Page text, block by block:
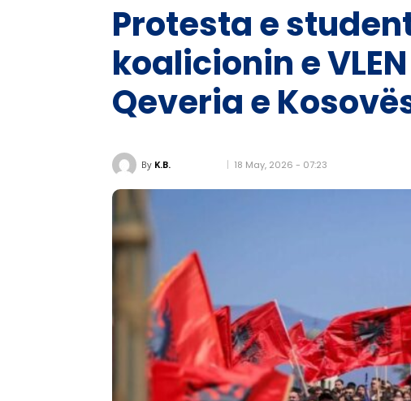
Protesta e
koalicionin e
Qeveria e
By K.B. 18 May, 2026 - 07:23